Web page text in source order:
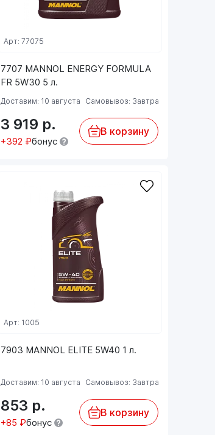
7707 MANNOL ENERGY FORMULA
FR 5W30 5 л.
Арт: 77075
Доставим: 10 августа Самовывоз: Завтра
3 919 р.
+392 ₽бонус
В корзину
7903 MANNOL ELITE 5W40 1 л.
Арт: 1005
Доставим: 10 августа Самовывоз: Завтра
853 р.
+85 ₽бонус
В корзину